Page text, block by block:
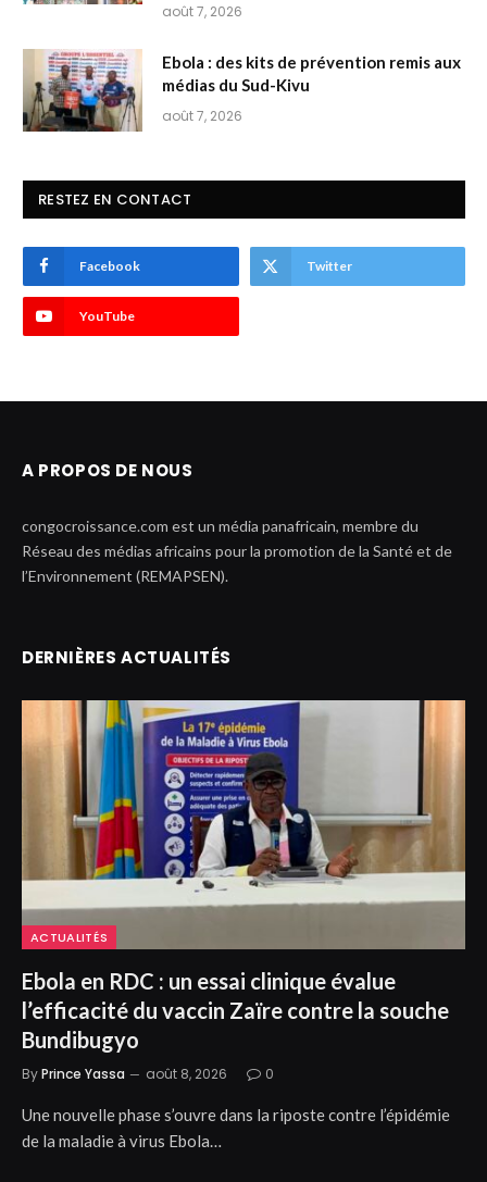
août 7, 2026
Ebola : des kits de prévention remis aux
médias du Sud-Kivu
août 7, 2026
RESTEZ EN CONTACT
Facebook Twitter
YouTube
A PROPOS DE NOUS
congocroissance.com est un média panafricain, membre du
Réseau des médias africains pour la promotion de la Santé et de
l’Environnement (REMAPSEN).
DERNIÈRES ACTUALITÉS
ACTUALITÉS
Ebola en RDC : un essai clinique évalue
l’efficacité du vaccin Zaïre contre la souche
Bundibugyo
ByPrince Yassa août 8, 2026 0
Une nouvelle phase s’ouvre dans la riposte contre l’épidémie
de la maladie à virus Ebola…